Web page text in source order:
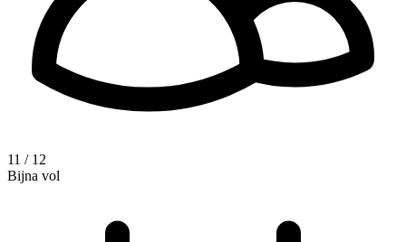
11 / 12
Bijna vol